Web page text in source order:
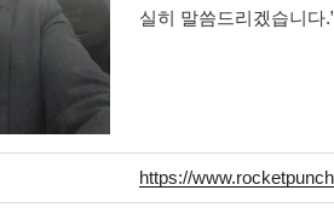
실히 말씀드리겠습니다
https://